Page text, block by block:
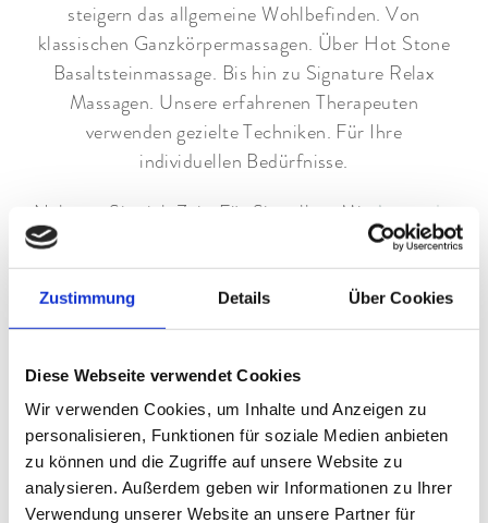
Zustimmung Details Über Cookies
Diese Webseite verwendet Cookies
Wir verwenden Cookies, um Inhalte und Anzeigen zu
personalisieren, Funktionen für soziale Medien anbieten
zu können und die Zugriffe auf unsere Website zu
analysieren. Außerdem geben wir Informationen zu Ihrer
Verwendung unserer Website an unsere Partner für
steigern das allgemeine Wohlbefinden. Von
klassischen Ganzkörpermassagen. Über Hot Stone
Basaltsteinmassage. Bis hin zu Signature Relax
Massagen. Unsere erfahrenen Therapeuten
verwenden gezielte Techniken. Für Ihre
individuellen Bedürfnisse.
Nehmen Sie sich Zeit. Für Sie selbst. Mit Avurveda
Kostbare Öle und naturaromatisierte Räume helfen
bei der Harmonisierung. Und schaffen eine
einmalige Atmosphäre.
Ein unbeschreiblich gutes Gefühl. Sich in der
eigenen Haut wohl und schön zu fühlen. Im
Wellnesshotel Garmisch-Partenkirchen verwenden
wir exklusive Schönheitsprodukte. Von der Marke